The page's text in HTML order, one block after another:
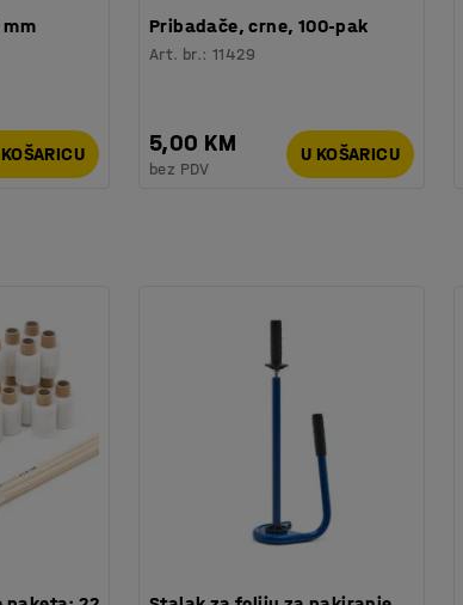
Pribadače, crne, 100-pak
Art. br.:11429
5,00 KM
bez PDV
U KOŠARICU